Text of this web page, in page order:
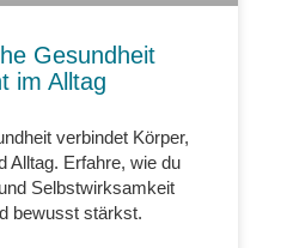
Gesundheit
im Alltag
verbindet Körper,
Alltag. Erfahre, wie du
Selbstwirksamkeit
bewusst stärkst.